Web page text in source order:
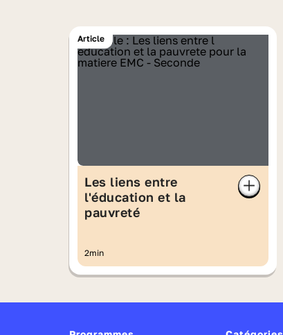
Article
Les liens entre
l'éducation et la
pauvreté
2min